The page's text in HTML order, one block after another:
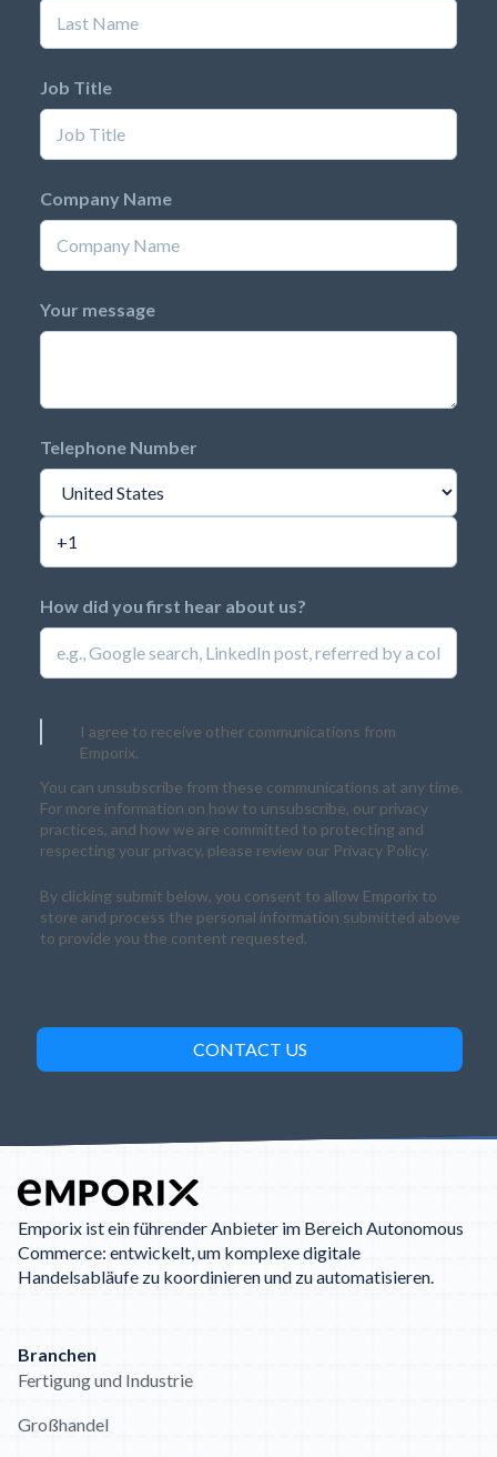
Job Title
Company Name
Your message
Telephone Number
How did you first hear about us?
I agree to receive other communications from
Emporix.
You can unsubscribe from these communications at any time.
For more information on how to unsubscribe, our privacy
practices, and how we are committed to protecting and
respecting your privacy, please review our Privacy Policy.
By clicking submit below, you consent to allow Emporix to
store and process the personal information submitted above
to provide you the content requested.
Emporix ist ein führender Anbieter im Bereich Autonomous
Commerce: entwickelt, um komplexe digitale
Handelsabläufe zu koordinieren und zu automatisieren.
Branchen
Fertigung und Industrie
Großhandel